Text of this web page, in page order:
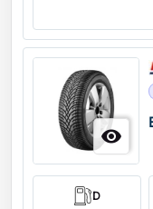

D
Kiekis